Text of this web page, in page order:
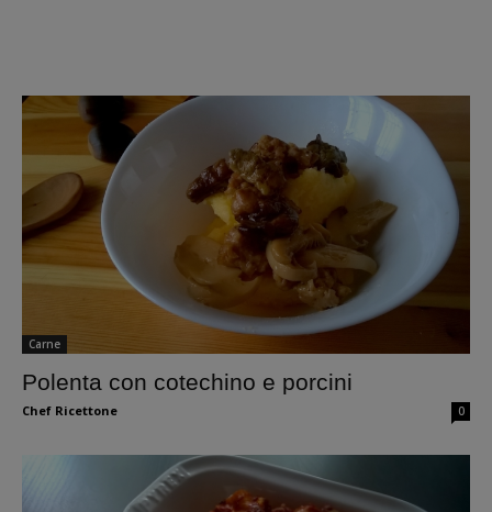
Carne
Polenta con cotechino e porcini
Chef Ricettone 0